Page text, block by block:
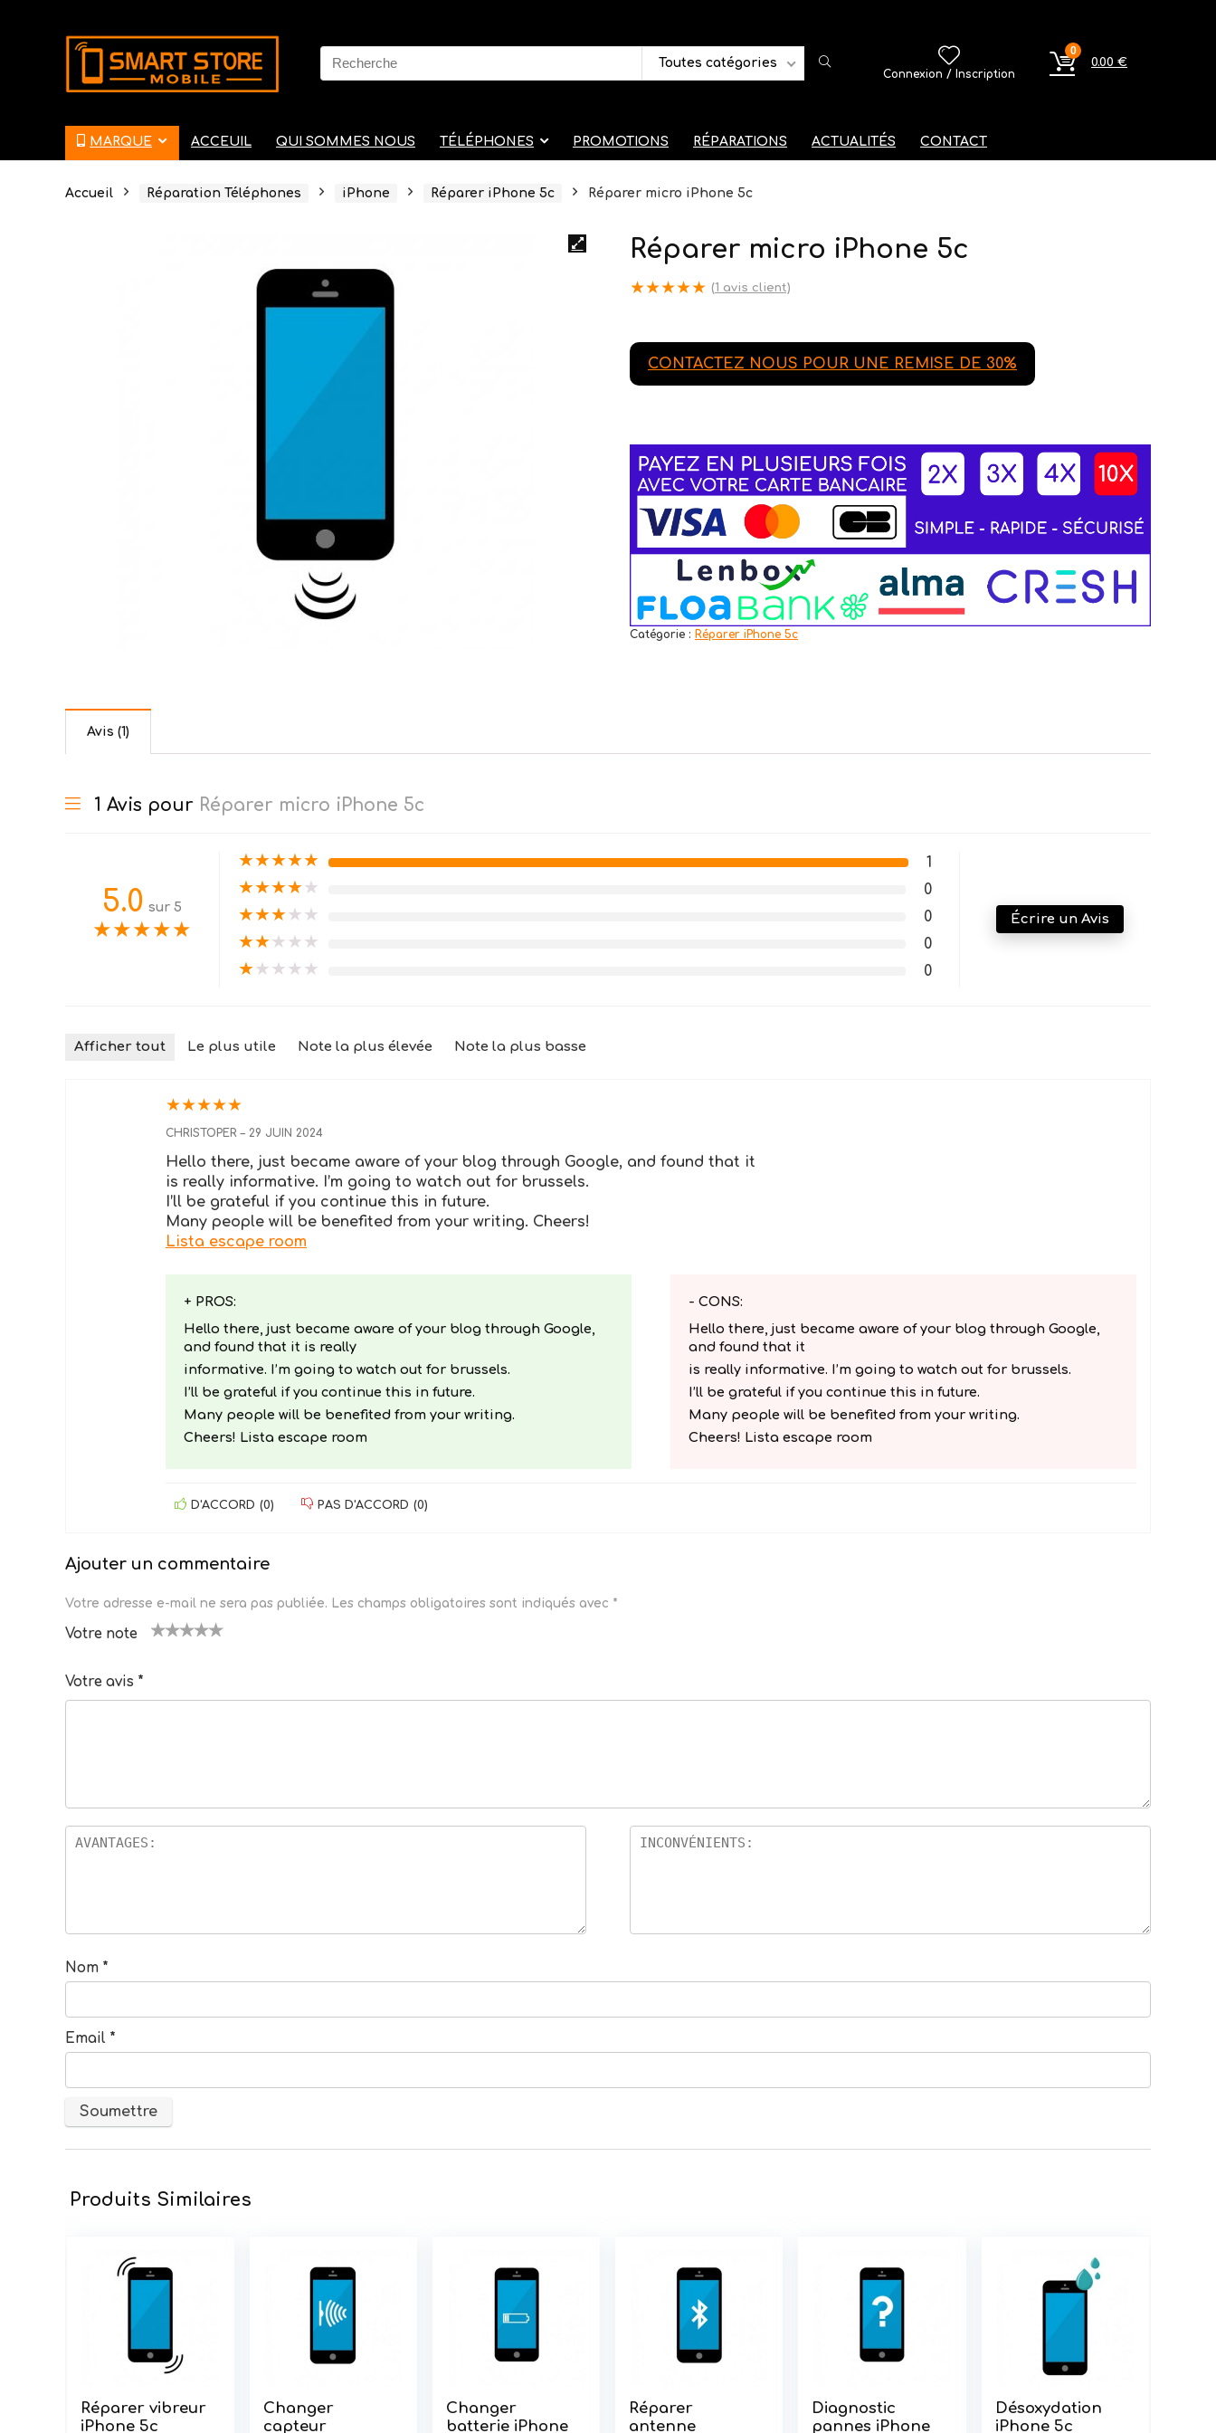
Search
for:
Toutes catégories
Connexion / Inscription
0
0.00 €
MARQUE ACCEUIL QUI SOMMES NOUS TÉLÉPHONES PROMOTIONS RÉPARATIONS ACTUALITÉS CONTACT
Accueil Réparation Téléphones iPhone Réparer iPhone 5c Réparer micro iPhone 5c
Réparer micro iPhone 5c
★★★★★ (1 avis client)
CONTACTEZ NOUS POUR UNE REMISE DE 30%
Catégorie : Réparer iPhone 5c
Avis (1)
1 Avis pour Réparer micro iPhone 5c
5.0 sur 5
★★★★★
★★★★★ 1
★★★★★ 0
★★★★★ 0
★★★★★ 0
★★★★★ 0
Écrire un Avis
Afficher tout Le plus utile Note la plus élevée Note la plus basse
★★★★★
CHRISTOPER– 29 JUIN 2024
Hello there, just became aware of your blog through Google, and found that it
is really informative. I’m going to watch out for brussels.
I’ll be grateful if you continue this in future.
Many people will be benefited from your writing. Cheers!
Lista escape room
+ PROS:
Hello there, just became aware of your blog through Google,
and found that it is really
informative. I’m going to watch out for brussels.
I’ll be grateful if you continue this in future.
Many people will be benefited from your writing.
Cheers! Lista escape room
- CONS:
Hello there, just became aware of your blog through Google,
and found that it
is really informative. I’m going to watch out for brussels.
I’ll be grateful if you continue this in future.
Many people will be benefited from your writing.
Cheers! Lista escape room
D'ACCORD (0) PAS D'ACCORD (0)
Ajouter un commentaire
Votre adresse e-mail ne sera pas publiée. Les champs obligatoires sont indiqués avec *
Votre note
Votre avis *
Nom *
Email *
Produits Similaires
Réparer vibreur
iPhone 5c
Changer
capteur
Changer
batterie iPhone
Réparer
antenne
Diagnostic
pannes iPhone
Désoxydation
iPhone 5c